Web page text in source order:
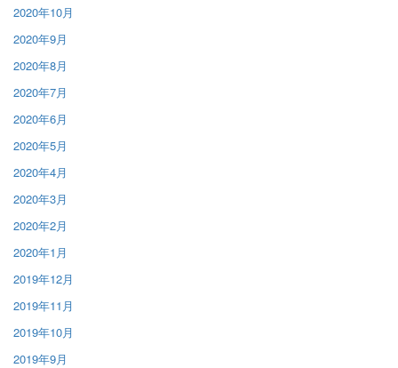
2020年10月
2020年9月
2020年8月
2020年7月
2020年6月
2020年5月
2020年4月
2020年3月
2020年2月
2020年1月
2019年12月
2019年11月
2019年10月
2019年9月